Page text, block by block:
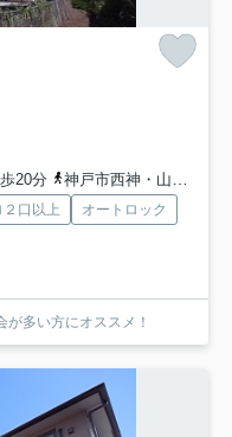
20分
神戸市西神・山手線「名谷」駅 徒歩33分
２口以上
オートロック
多い方にオススメ！